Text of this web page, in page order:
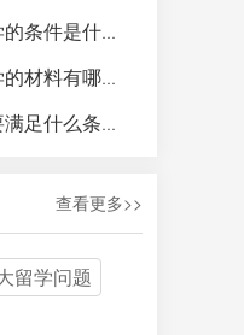
学的费用及签证申请流程是什么？
都包含哪些方面呢？
么条件呢？
查看更多>>
留学问题